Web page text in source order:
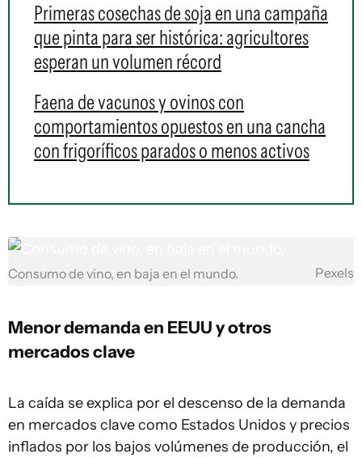
Primeras cosechas de soja en una campaña
que pinta para ser histórica: agricultores
esperan un volumen récord
Faena de vacunos y ovinos con
comportamientos opuestos en una cancha
con frigoríficos parados o menos activos
Consumo de vino, en baja en el mundo. Pexels
Menor demanda en EEUU y otros
mercados clave
La caída se explica por el descenso de la demanda
en mercados clave como Estados Unidos y precios
inflados por los bajos volúmenes de producción, el